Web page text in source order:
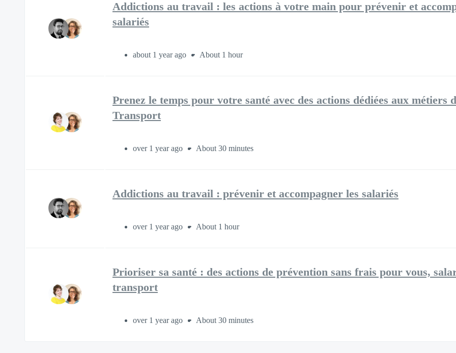
Addictions au travail : les actions à votre main pour prévenir et
salariés
about 1 year ago About 1 hour
Prenez le temps pour votre santé avec des actions dédiées aux métiers
Transport
over 1 year ago About 30 minutes
Addictions au travail : prévenir et accompagner les salariés
over 1 year ago About 1 hour
Prioriser sa santé : des actions de prévention sans frais pour vous,
transport
over 1 year ago About 30 minutes